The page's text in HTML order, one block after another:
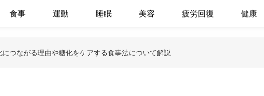
食事 運動 睡眠 美容 疲労回復 健康
つながる理由や糖化をケアする食事法について解説